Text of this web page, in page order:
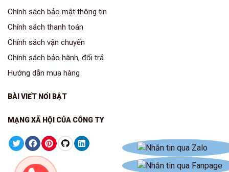
Chính sách bảo mật thông tin
Chính sách thanh toán
Chính sách vận chuyển
Chính sách bảo hành, đổi trả
Hướng dẫn mua hàng
BÀI VIẾT NỔI BẬT
MẠNG XÃ HỘI CỦA CÔNG TY